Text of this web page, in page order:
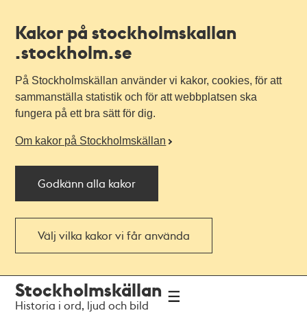
Kakor på stockholmskallan
.stockholm.se
På Stockholmskällan använder vi kakor, cookies, för att
sammanställa statistik och för att webbplatsen ska
fungera på ett bra sätt för dig.
Om kakor på Stockholmskällan
Godkänn alla kakor
Välj vilka kakor vi får använda
navigationen
huvudinnehållet
Stockholmskällan
Historia i ord, ljud och bild